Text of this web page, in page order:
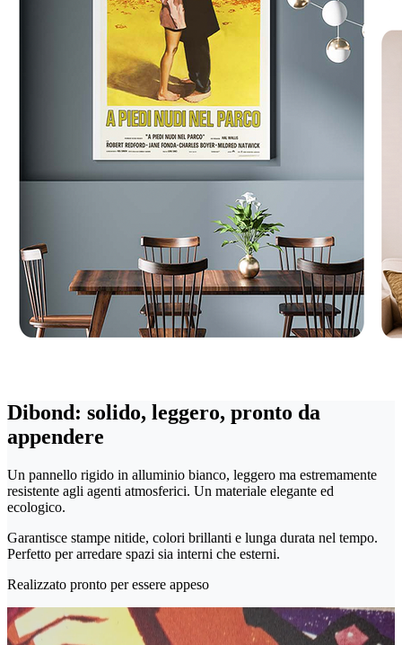
Dibond: solido, leggero, pronto da
appendere
Un pannello rigido in alluminio bianco, leggero ma estremamente
resistente agli agenti atmosferici. Un materiale elegante ed
ecologico.
Garantisce stampe nitide, colori brillanti e lunga durata nel tempo.
Perfetto per arredare spazi sia interni che esterni.
Realizzato pronto per essere appeso